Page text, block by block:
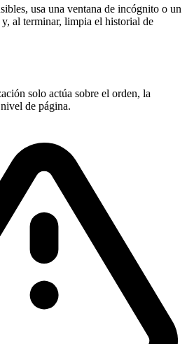
usa una ventana de incógnito o un
al terminar, limpia el historial de
solo actúa sobre el orden, la
de página.